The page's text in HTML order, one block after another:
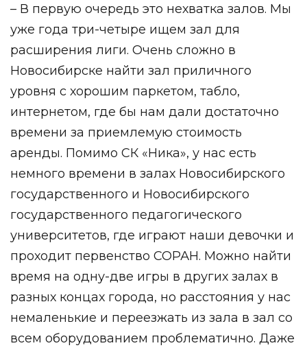
– В первую очередь это нехватка залов. Мы
уже года три-четыре ищем зал для
расширения лиги. Очень сложно в
Новосибирске найти зал приличного
уровня с хорошим паркетом, табло,
интернетом, где бы нам дали достаточно
времени за приемлемую стоимость
аренды. Помимо СК «Ника», у нас есть
немного времени в залах Новосибирского
государственного и Новосибирского
государственного педагогического
университетов, где играют наши девочки и
проходит первенство СОРАН. Можно найти
время на одну-две игры в других залах в
разных концах города, но расстояния у нас
немаленькие и переезжать из зала в зал со
всем оборудованием проблематично. Даже